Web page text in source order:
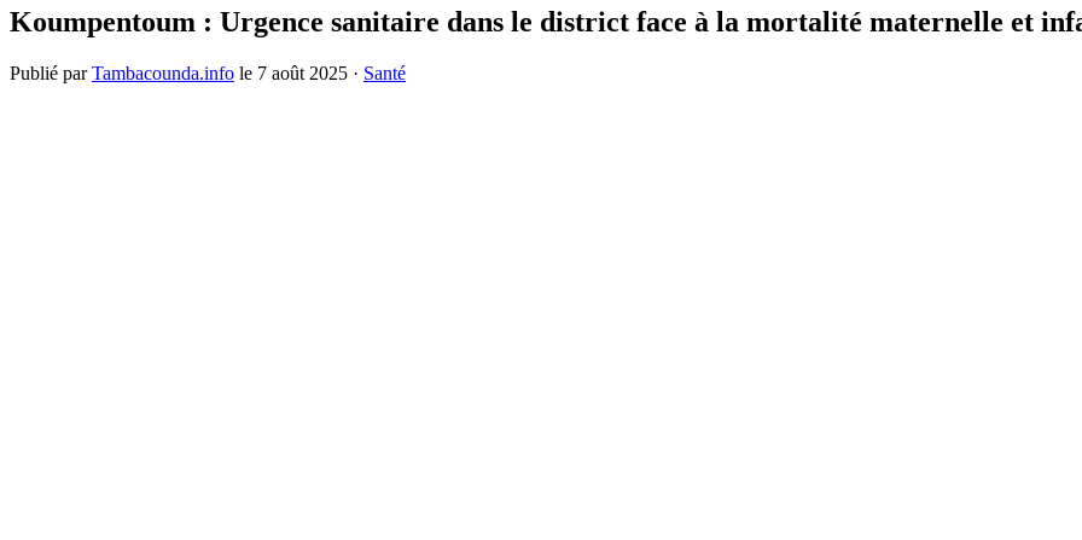
Koumpentoum : Urgence sanitaire dans le district face à la mortalité maternelle et
Publié parTambacounda.info le 7 août 2025 · Santé